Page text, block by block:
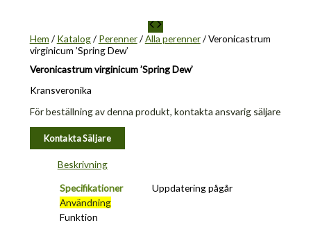
Hem / Katalog/ Perenner/Alla perenner/ Veronicastrum
virginicum ’Spring Dew’
Veronicastrum virginicum ’Spring Dew’
Kransveronika
För beställning av denna produkt, kontakta ansvarig säljare
Kontakta Säljare
Beskrivning
Specifikationer
Uppdatering pågår
Användning
Funktion